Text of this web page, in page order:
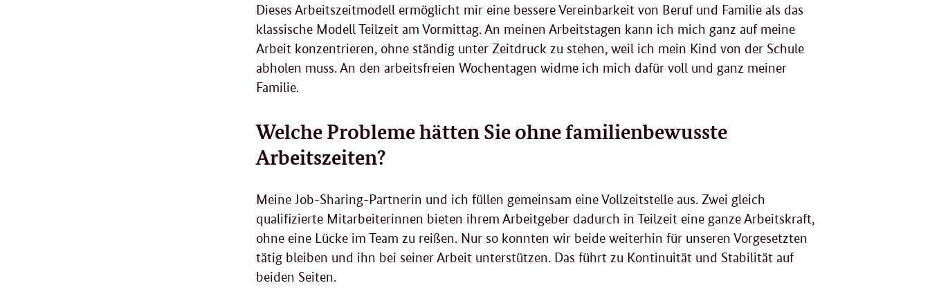
Dieses Arbeitszeitmodell ermöglicht mir eine bessere Vereinbarkeit von Beruf und Familie als das
klassische Modell Teilzeit am Vormittag. An meinen Arbeitstagen kann ich mich ganz auf meine
Arbeit konzentrieren, ohne ständig unter Zeitdruck zu stehen, weil ich mein Kind von der Schule
abholen muss. An den arbeitsfreien Wochentagen widme ich mich dafür voll und ganz meiner
Familie.
Welche Probleme hätten Sie ohne familienbewusste
Arbeitszeiten?
Meine Job-Sharing-Partnerin und ich füllen gemeinsam eine Vollzeitstelle aus. Zwei gleich
qualifizierte Mitarbeiterinnen bieten ihrem Arbeitgeber dadurch in Teilzeit eine ganze Arbeitskraft,
ohne eine Lücke im Team zu reißen. Nur so konnten wir beide weiterhin für unseren Vorgesetzten
tätig bleiben und ihn bei seiner Arbeit unterstützen. Das führt zu Kontinuität und Stabilität auf
beiden Seiten.